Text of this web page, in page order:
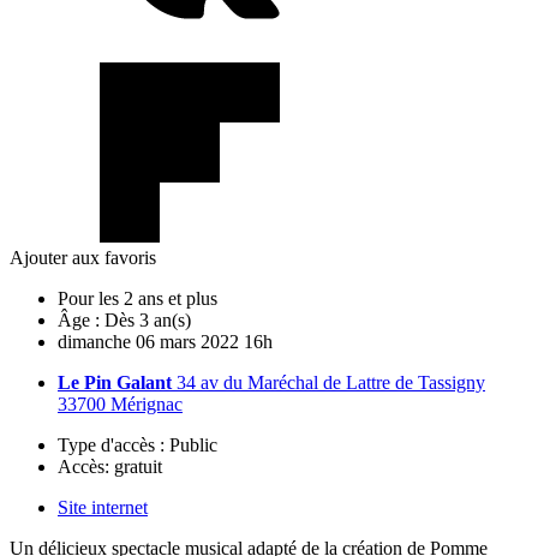
Ajouter aux favoris
Pour les 2 ans et plus
Âge : Dès 3 an(s)
dimanche 06 mars 2022 16h
Le Pin Galant 34 av du Maréchal de Lattre de Tassigny
33700 Mérignac
Type d'accès : Public
Accès: gratuit
Site internet
Un délicieux spectacle musical adapté de la création de Pomme